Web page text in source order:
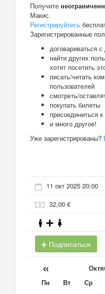
Получите
Макис.
Регистрируйтесь
Зарегистрированные
договариваться
найти других
хотят посетить
писать/читать
пользователей
смотреть/
покупать билеты
присоединиться
и много другое!
Уже зарегистрированы?
11 окт 2025 20:00
32,00 €
Подписаться
«
Пн Вт Ср